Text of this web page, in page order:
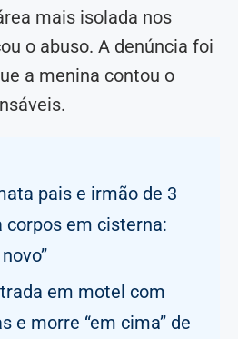
mais isolada nos
o abuso. A denúncia foi
a menina contou o
pais e irmão de 3
corpos em cisterna:
em motel com
e morre “em cima” de